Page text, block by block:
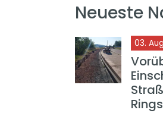
Neueste
03.